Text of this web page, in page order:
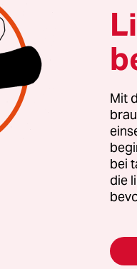
in Kabul
Etwa
Ableger
hatte sich am
in die Luft
Mit
bei
die